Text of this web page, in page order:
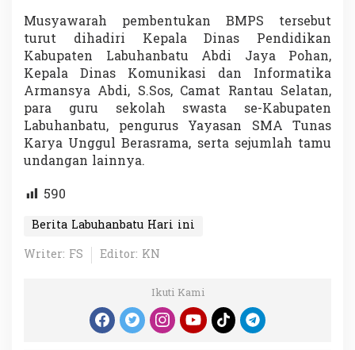
Musyawarah pembentukan BMPS tersebut
turut dihadiri Kepala Dinas Pendidikan
Kabupaten Labuhanbatu Abdi Jaya Pohan,
Kepala Dinas Komunikasi dan Informatika
Armansya Abdi, S.Sos, Camat Rantau Selatan,
para guru sekolah swasta se-Kabupaten
Labuhanbatu, pengurus Yayasan SMA Tunas
Karya Unggul Berasrama, serta sejumlah tamu
undangan lainnya.
590
Berita Labuhanbatu Hari ini
Writer: FS
Editor: KN
Ikuti Kami